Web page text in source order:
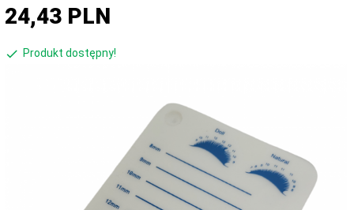
24,43 PLN
Produkt dostępny!